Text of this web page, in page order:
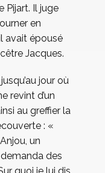
Pijart. Il juge
en
avait épousé
Jacques.
jour où
revint d’un
au greffier la
: «
un
des